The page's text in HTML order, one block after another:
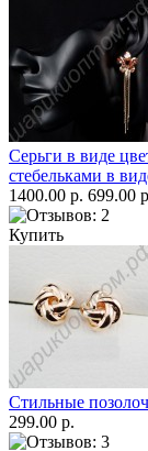
Серьги в виде
стебельками в
1400.00 р. 699.00
Купить
Стильные
299.00 р.